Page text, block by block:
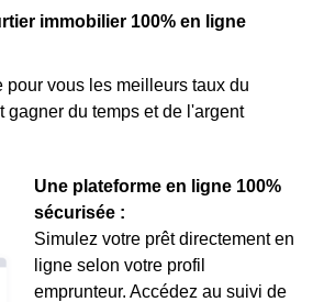
immobilier 100% en ligne
pour vous les meilleurs taux du
gagner du temps et de l'argent
Une plateforme en ligne 100%
sécurisée :
Simulez votre prêt directement en
ligne selon votre profil
emprunteur. Accédez au suivi de